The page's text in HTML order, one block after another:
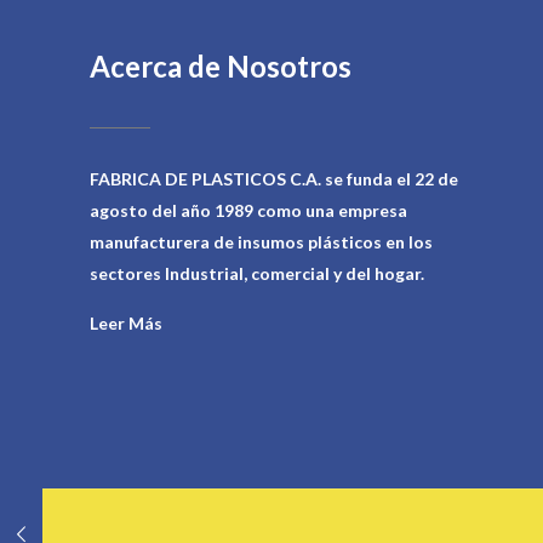
Acerca de Nosotros
FABRICA DE PLASTICOS C.A. se funda el 22 de
agosto del año 1989 como una empresa
manufacturera de insumos plásticos en los
sectores Industrial, comercial y del hogar.
Leer Más